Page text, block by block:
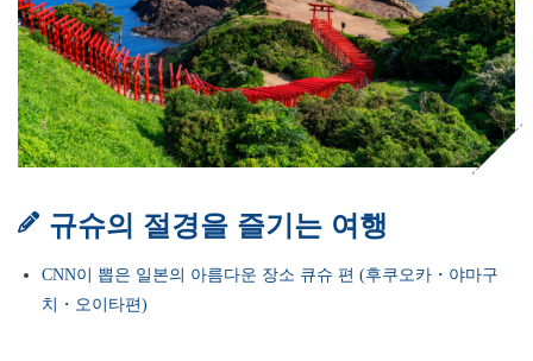
규슈의 절경을 즐기는 여행
CNN이 뽑은 일본의 아름다운 장소 큐슈 편 (후쿠오카・야마구
치・오이타편)